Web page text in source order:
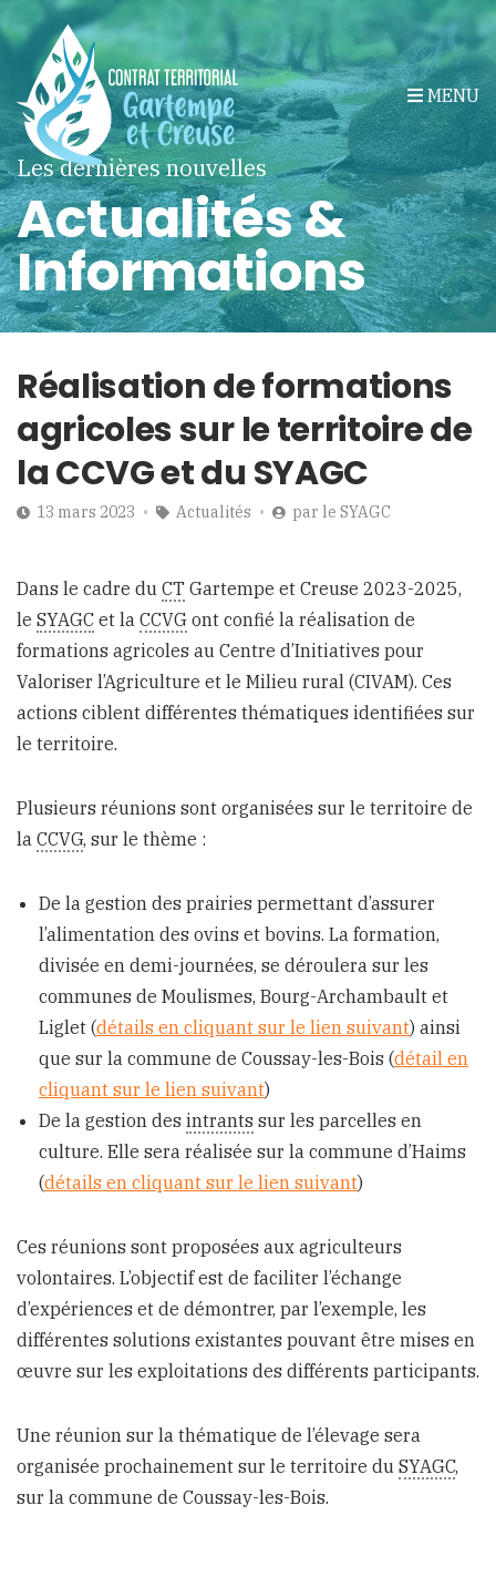
MENU
Les dernières nouvelles
Actualités &
Informations
Réalisation de formations
agricoles sur le territoire de
la CCVG et du SYAGC
13 mars 2023 Actualités par le SYAGC
Dans le cadre du CT Gartempe et Creuse 2023-2025,
le SYAGC et la CCVG ont confié la réalisation de
formations agricoles au Centre d’Initiatives pour
Valoriser l’Agriculture et le Milieu rural (CIVAM). Ces
actions ciblent différentes thématiques identifiées sur
le territoire.
Plusieurs réunions sont organisées sur le territoire de
la CCVG, sur le thème :
De la gestion des prairies permettant d’assurer
l’alimentation des ovins et bovins. La formation,
divisée en demi-journées, se déroulera sur les
communes de Moulismes, Bourg-Archambault et
Liglet (détails en cliquant sur le lien suivant) ainsi
que sur la commune de Coussay-les-Bois (détail en
cliquant sur le lien suivant)
De la gestion des intrants sur les parcelles en
culture. Elle sera réalisée sur la commune d’Haims
(détails en cliquant sur le lien suivant)
Ces réunions sont proposées aux agriculteurs
volontaires. L’objectif est de faciliter l’échange
d’expériences et de démontrer, par l’exemple, les
différentes solutions existantes pouvant être mises en
œuvre sur les exploitations des différents participants.
Une réunion sur la thématique de l’élevage sera
organisée prochainement sur le territoire du SYAGC,
sur la commune de Coussay-les-Bois.